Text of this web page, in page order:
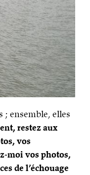
; ensemble, elles
restez aux
vos
moi vos photos,
de l’échouage